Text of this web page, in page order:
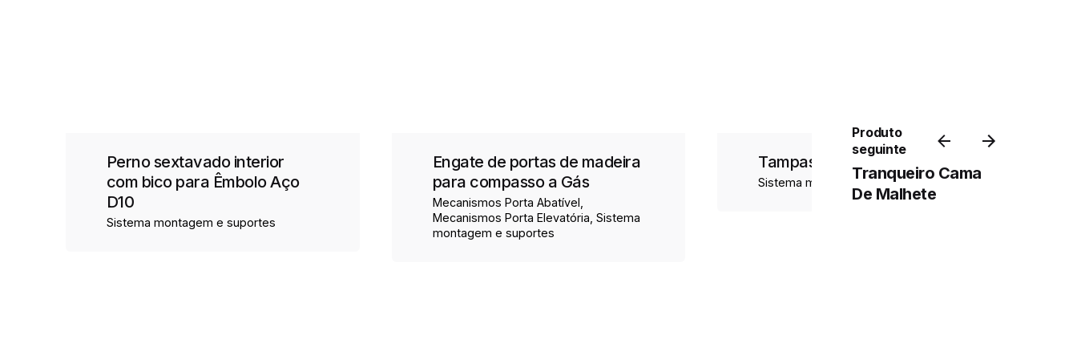
Perno sextavado interior
com bico para Êmbolo Aço
D10
Sistema montagem e suportes
Engate de portas de madeira
para compasso a Gás
Mecanismos Porta Abatível
Mecanismos Porta Elevatória Sistema
montagem e suportes
Tampas Holdy
Sistema montagem e suportes
Produto
seguinte
Tranqueiro Cama
De Malhete